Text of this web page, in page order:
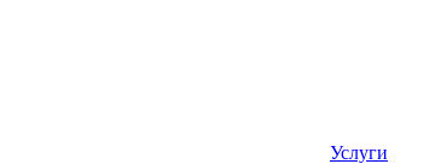
Услуги